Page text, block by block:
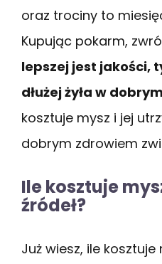
oraz trociny to
Kupując pokarm,
lepszej jest jakości,
dłużej żyła w
kosztuje mysz i jej
dobrym zdrowiem
Ile kosztuje
źródeł?
Już wiesz, ile kosztuje